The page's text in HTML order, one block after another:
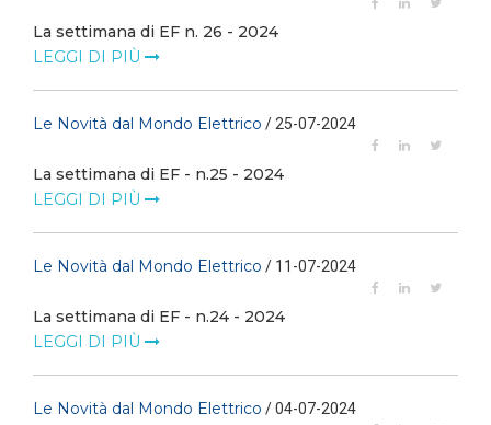
La settimana di EF n. 26 - 2024
LEGGI DI PIÙ
Le Novità dal Mondo Elettrico / 25-07-2024
La settimana di EF - n.25 - 2024
LEGGI DI PIÙ
Le Novità dal Mondo Elettrico / 11-07-2024
La settimana di EF - n.24 - 2024
LEGGI DI PIÙ
Le Novità dal Mondo Elettrico / 04-07-2024